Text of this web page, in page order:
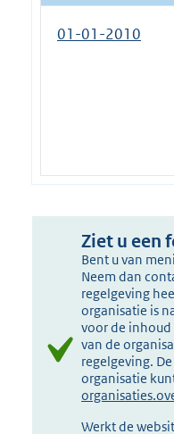
01-01-2010
Ziet u een
Bent u van
Neem dan
regelgeving
organisatie is
voor de inhoud
van de
regelgeving.
organisatie
Werkt de